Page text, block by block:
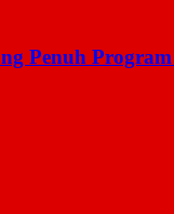
Penuh